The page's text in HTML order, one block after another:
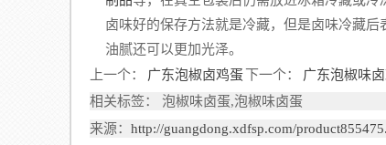
卤味好的保存方法就是冷藏，但是卤味冷藏
油腻还可以更加光泽。
上一个：
广东泡椒卤鸡蛋 下一个：
广东泡椒味
相关标签： 泡椒味卤蛋,泡椒味卤蛋
来源： http://guangdong.xdfsp.com/